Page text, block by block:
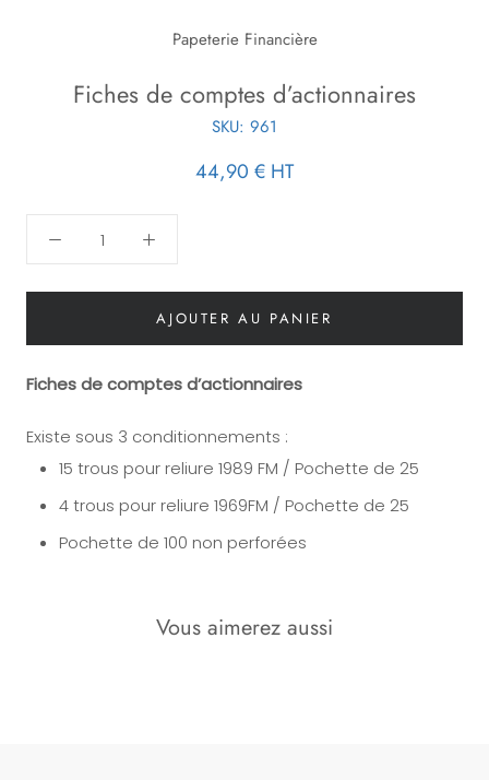
Papeterie Financière
Fiches de comptes d’actionnaires
SKU: 961
44,90 € HT
AJOUTER AU PANIER
Fiches de comptes d’actionnaires
Existe sous 3 conditionnements :
15 trous pour reliure 1989 FM / Pochette de 25
4 trous pour reliure 1969FM / Pochette de 25
Pochette de 100 non perforées
Vous aimerez aussi